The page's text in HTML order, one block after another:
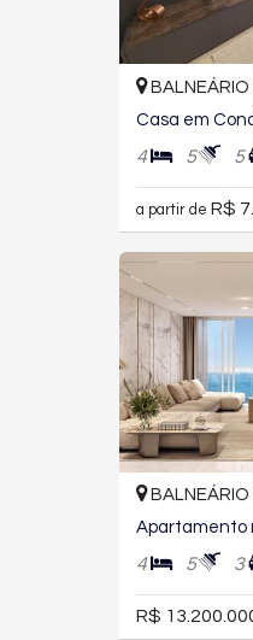
BALNEÁRIO
4 5 5
a partir de R$
BALNEÁRIO
4 5 3
R$